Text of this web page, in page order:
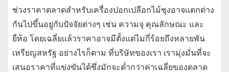
ช่วงราคาตลาดสำหรับเครื่องปอกเปลือกไม้ซุงอาจแตกต่าง
กันไปขึ้นอยู่กับปัจจัยต่างๆ เช่น ความจุ คุณลักษณะ และ
ยี่ห้อ โดยเฉลี่ยแล้วราคาอาจมีตั้งแต่ไม่กี่ร้อยถึงหลายพัน
เหรียญสหรัฐ อย่างไรก็ตาม ที่บริษัทของเรา เรามุ่งมั่นที่จะ
เสนอราคาที่แข่งขันได้ซึ่งมักจะต่ำกว่าค่าเฉลี่ยของตลาด